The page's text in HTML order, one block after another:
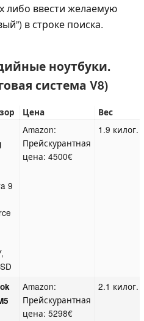
либо ввести желаемую
в строке поиска.
ноутбуки.
система V8)
Цена
Вес
9
Amazon:
Прейскурантная
цена: 4500€
1.9 килог.
Amazon:
Прейскурантная
цена: 5298€
2.1 килог.